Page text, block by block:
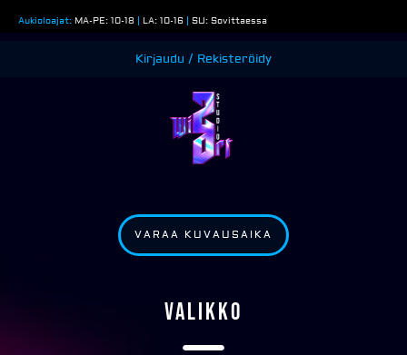
sisältöön
Aukioloajat: MA-PE: 10-18 | LA: 10-16 | SU: Sovittaessa
Kirjaudu / Rekisteröidy
VARAA KUVAUSAIKA
VALIKKO